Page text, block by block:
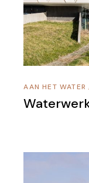
AAN HET WATER